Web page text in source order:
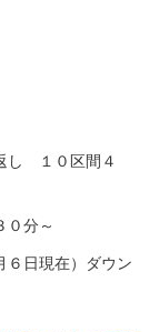
し １０区間４
分～
６日現在）ダウン